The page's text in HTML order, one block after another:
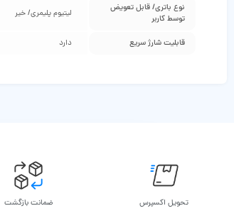
نوع باتری/ قابل تعویض
توسط کاربر
لیتیوم پلیمری/ خیر
قابلیت شارژ سریع دارد
تحویل اکسپرس ضمانت بازگشت